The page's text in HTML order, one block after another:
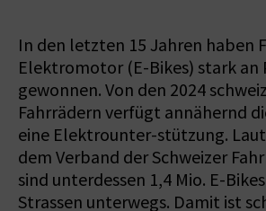
In den letzten 15 Jahren haben
Elektromotor (E-Bikes) stark
gewonnen. Von den 2024
Fahrrädern verfügt annä­hernd
eine Elektrounter-stützung. Laut
dem Verband der Schweizer
sind unterdessen 1,4 Mio. E-
Strassen unterwegs. Damit ist